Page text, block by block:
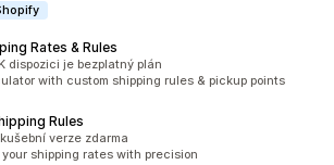
Rates & Rules
recenzí: 1163
K dispozici je bezplatný plán
with custom shipping rules & pickup points
Rules
recenzí: 292verze zdarma
shipping rates with precision